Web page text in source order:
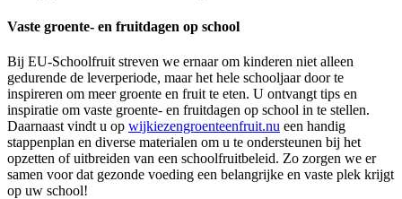
Vaste groente- en fruitdagen op school
Bij EU-Schoolfruit streven we ernaar om kinderen niet alleen
gedurende de leverperiode, maar het hele schooljaar door te
inspireren om meer groente en fruit te eten. U ontvangt tips en
inspiratie om vaste groente- en fruitdagen op school in te stellen.
Daarnaast vindt u op wijkiezengroenteenfruit.nu een handig
stappenplan en diverse materialen om u te ondersteunen bij het
opzetten of uitbreiden van een schoolfruitbeleid. Zo zorgen we er
samen voor dat gezonde voeding een belangrijke en vaste plek krijgt
op uw school!